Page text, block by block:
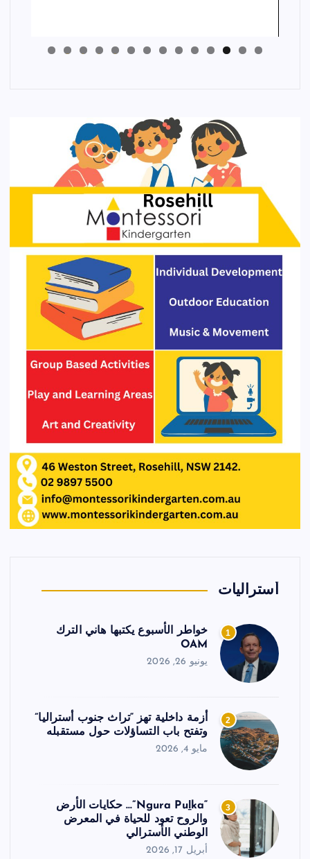
أستراليات
1
خواطر الأسبوع يكتبها هاني الترك
OAM
يونيو 26, 2026
2
أزمة داخلية تهز “تراث جنوب أستراليا”
وتفتح باب التساؤلات حول مستقبله
مايو 4, 2026
3
“Ngura Puḻka”… حكايات الأرض
والروح تعود للحياة في المعرض
الوطني الأسترالي
أبريل 17, 2026